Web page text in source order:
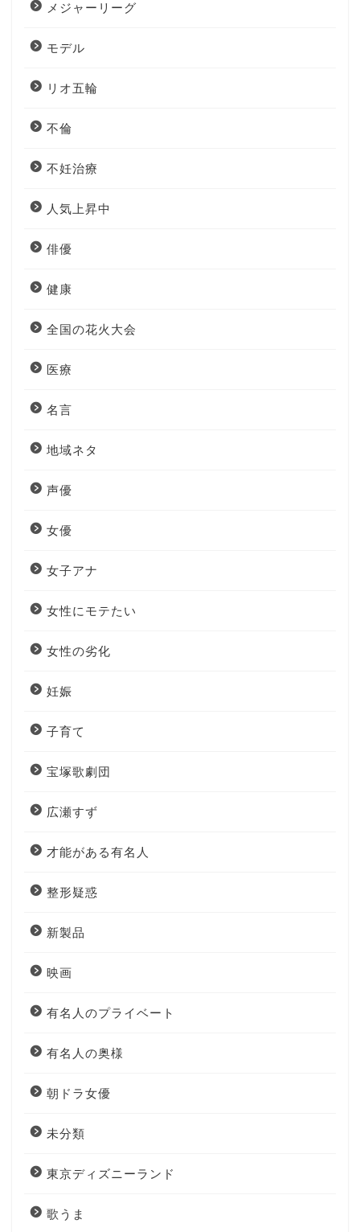
メジャーリーグ
モデル
リオ五輪
不倫
不妊治療
人気上昇中
俳優
健康
全国の花火大会
医療
名言
地域ネタ
声優
女優
女子アナ
女性にモテたい
女性の劣化
妊娠
子育て
宝塚歌劇団
広瀬すず
才能がある有名人
整形疑惑
新製品
映画
有名人のプライベート
有名人の奥様
朝ドラ女優
未分類
東京ディズニーランド
歌うま